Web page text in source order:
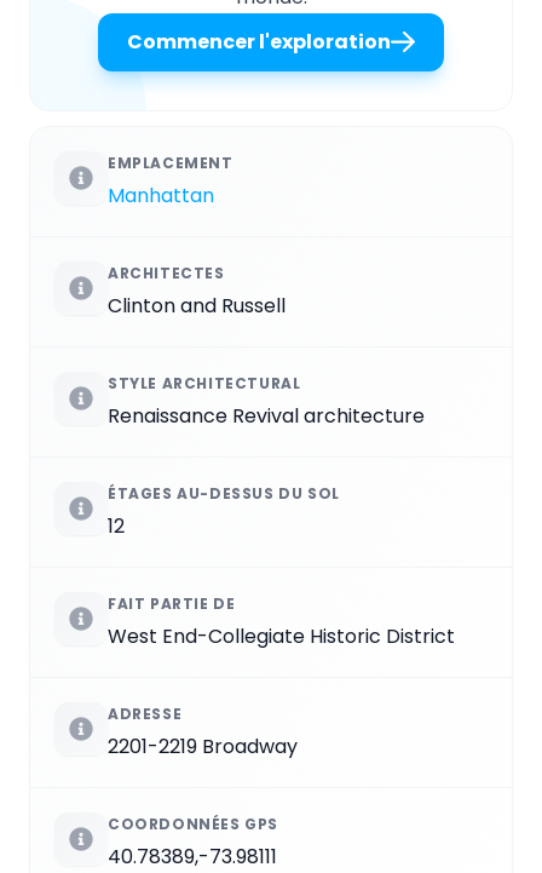
Commencer l'exploration
EMPLACEMENT
Manhattan
ARCHITECTES
Clinton and Russell
STYLE ARCHITECTURAL
Renaissance Revival architecture
ÉTAGES AU-DESSUS DU SOL
12
FAIT PARTIE DE
West End-Collegiate Historic District
ADRESSE
2201-2219 Broadway
COORDONNÉES GPS
40.78389,-73.98111